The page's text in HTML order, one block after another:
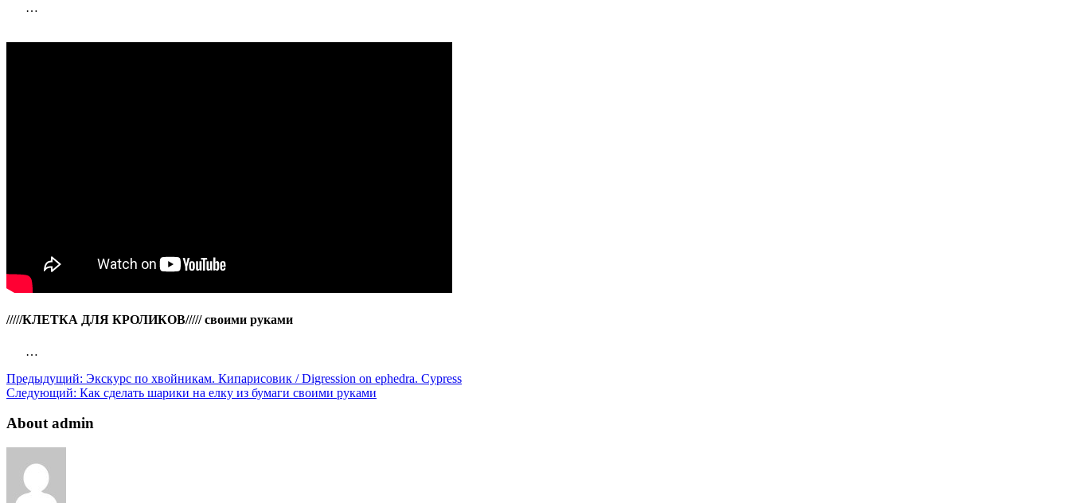
…
/////КЛЕТКА ДЛЯ КРОЛИКОВ///// своими руками
…
Предыдущий: Экскурс по хвойникам. Кипарисовик / Digression on ephedra. Cypress
Следующий: Как сделать шарики на елку из бумаги своими руками
About admin